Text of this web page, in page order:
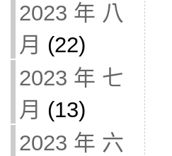
2023 年 八
月 (22)
2023 年 七
月 (13)
2023 年 六